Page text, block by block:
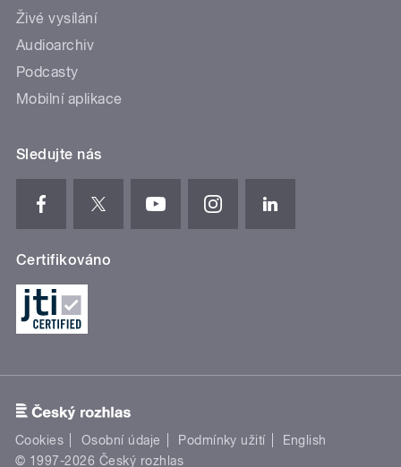
Živé vysílání
Audioarchiv
Podcasty
Mobilní aplikace
Sledujte nás
Certifikováno
Cookies Osobní údaje Podmínky užití
English
© 1997-2026 Český rozhlas